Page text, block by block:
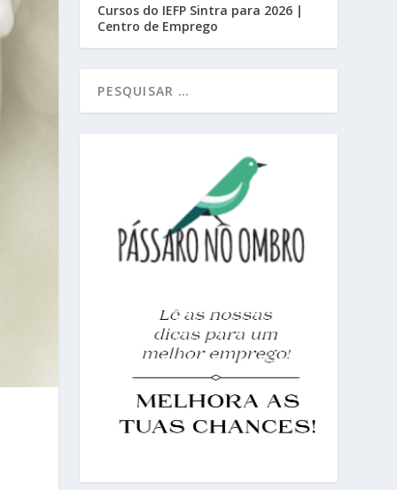
Cursos do IEFP Sintra para 2026 |
Centro de Emprego